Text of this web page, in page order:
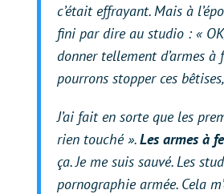
c’était effrayant. Mais à
fini par dire au studio : «
donner tellement d’armes à
pourrons stopper ces bêtises,
J’ai fait en sorte que les
rien touché».Les armes à
ça. Je me suis sauvé. Les
pornographie armée. Cela